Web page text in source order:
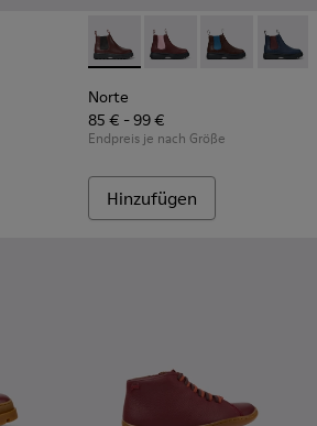
K900275-005 - Weinrote Stiefelette
- K900275-006
Norte - K900149-017 -
Norte - K900149-
Norte -Norte
Norte
85 € - 99 €
Endpreis je nach Größe
Hinzufügen